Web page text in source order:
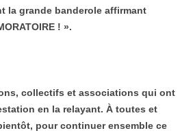
la grande banderole affirmant
! ».
collectifs et associations qui ont
en la relayant. À toutes et
pour continuer ensemble ce